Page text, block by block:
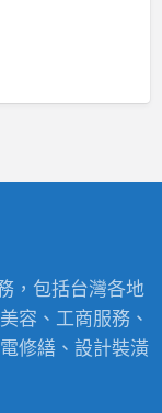
，包括台灣各地
容、工商服務、
修繕、設計裝潢